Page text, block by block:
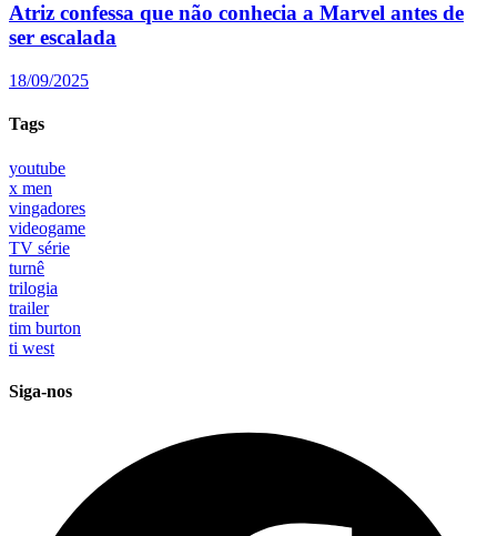
Atriz confessa que não conhecia a Marvel antes de
ser escalada
18/09/2025
Tags
youtube
x men
vingadores
videogame
TV série
turnê
trilogia
trailer
tim burton
ti west
Siga-nos